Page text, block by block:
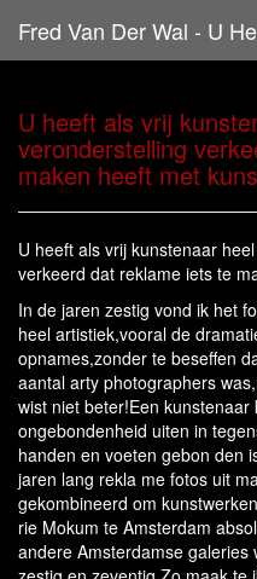
U heeft als vrij
veronderstelling
maken heeft met
U heeft als vrij kunstenaar
verkeerd dat reklame iets te
In de jaren zestig vond ik het
heel artistiek,vooral de
opnames,zonder te beseffen
aantal arty photographers
wist niet beter!Een
ongebondenheid uiten in
handen en voeten gebon den
jaren lang rekla me fotos uit
gekombineerd om
rie Mokum te Amsterdam
andere Amsterdamse